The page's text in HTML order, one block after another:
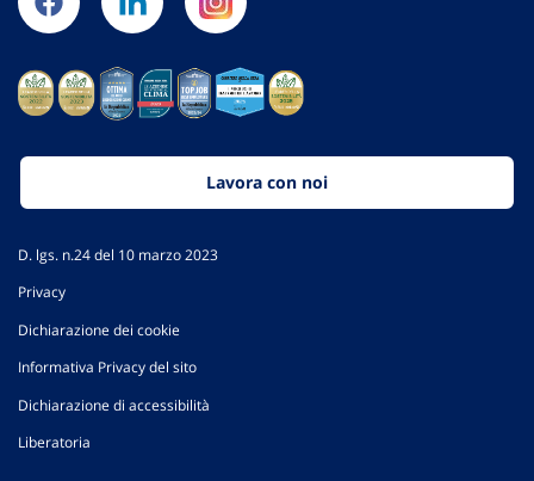
Lavora con noi
D. lgs. n.24 del 10 marzo 2023
Privacy
Dichiarazione dei cookie
Informativa Privacy del sito
Dichiarazione di accessibilità
Liberatoria